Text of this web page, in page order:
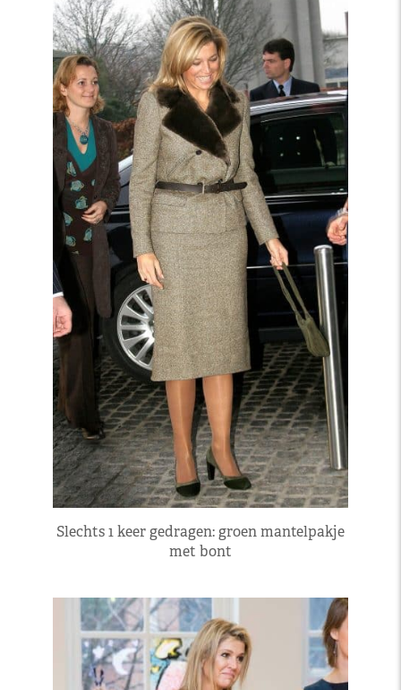
Slechts 1 keer gedragen: groen mantelpakje
met bont